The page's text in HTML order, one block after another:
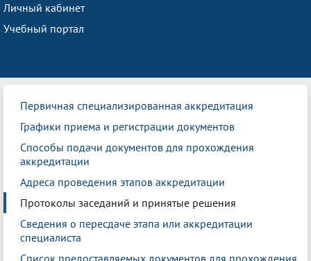
Личный кабинет
Учебный портал
Первичная специализированная аккредитация
Графики приема и регистрации документов
Способы подачи документов для прохождения
аккредитации
Адреса проведения этапов аккредитации
Протоколы заседаний и принятые решения
Сведения о пересдаче этапа или аккредитации
специалиста
Список предоставляемых документов для прохождения